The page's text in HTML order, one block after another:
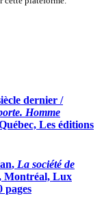
dernier /
Homme
Les éditions
, La société de
Montréal, Lux
pages